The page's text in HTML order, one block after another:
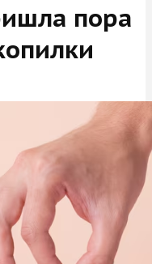
пора